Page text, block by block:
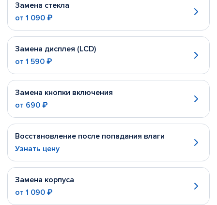
Замена стекла
от 1 090 ₽
Замена дисплея (LCD)
от 1 590 ₽
Замена кнопки включения
от 690 ₽
Восстановление после попадания влаги
Узнать цену
Замена корпуса
от 1 090 ₽